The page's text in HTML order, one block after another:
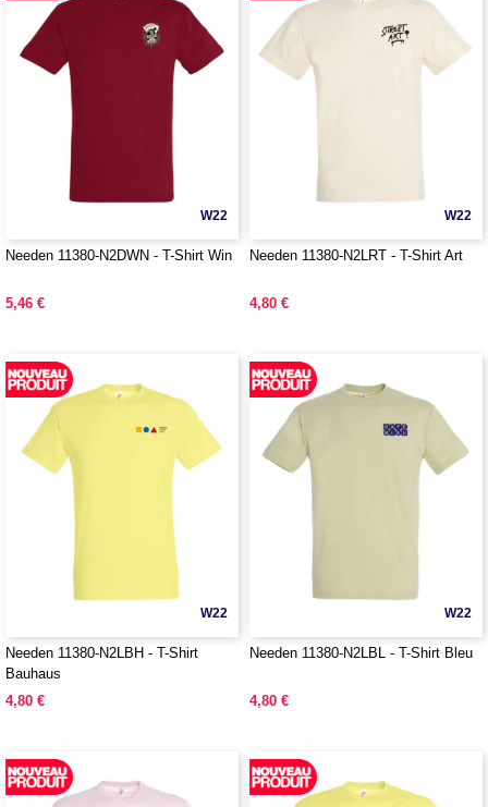
W22
Needen 11380-N2DWN - T-Shirt Win
5,46 €
W22
Needen 11380-N2LRT - T-Shirt Art
4,80 €
W22
Needen 11380-N2LBH - T-Shirt
Bauhaus
4,80 €
W22
Needen 11380-N2LBL - T-Shirt Bleu
4,80 €